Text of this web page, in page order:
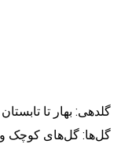
گلدهی: بهار تا تابستان
گل‌ها: گل‌های کوچک و